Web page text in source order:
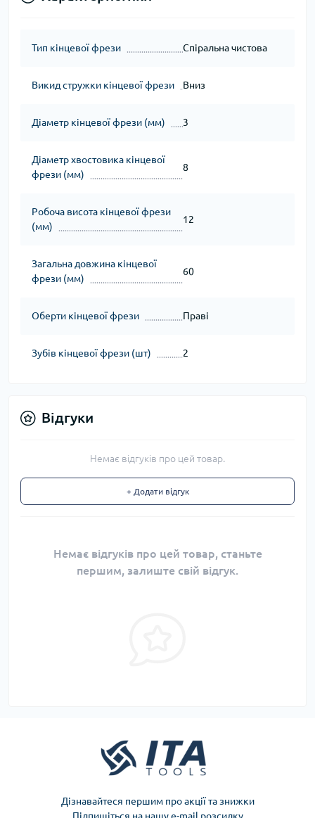
Тип кінцевої фрези Спіральна чистова
Викид стружки кінцевої фрези Вниз
Діаметр кінцевої фрези (мм) 3
Діаметр хвостовика кінцевої
фрези (мм)
8
Робоча висота кінцевої фрези
(мм)
12
Загальна довжина кінцевої
фрези (мм)
60
Оберти кінцевої фрези Праві
Зубів кінцевої фрези (шт) 2
Відгуки
Немає відгуків про цей товар.
+ Додати відгук
Немає відгуків про цей товар, станьте
першим, залиште свій відгук.
Дізнавайтеся першим про акції та знижки